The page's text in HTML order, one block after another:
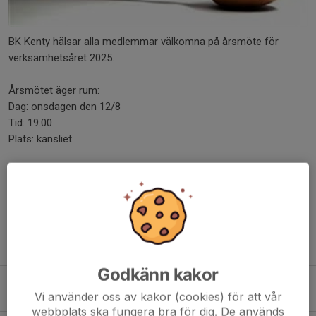
BK Kenty hälsar alla medlemmar välkomna på årsmöte för
verksamhetsåret 2025.
Årsmötet äger rum:
Dag: onsdagen den 12/8
Tid: 19.00
Plats: kansliet
Konstgräsbyte
30 jun, 18:22 0
Godkänn kakor
Vi använder oss av kakor (cookies) för att vår
webbplats ska fungera bra för dig. De används